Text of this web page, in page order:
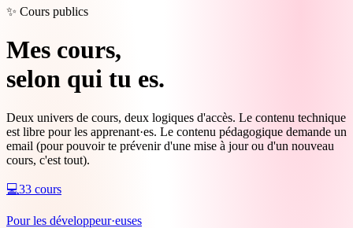
✨ Cours publics
Mes cours,
selon qui tu es.
Deux univers de cours, deux logiques d'accès. Le contenu technique
est libre pour les apprenant·es. Le contenu pédagogique demande un
email (pour pouvoir te prévenir d'une mise à jour ou d'un nouveau
cours, c'est tout).
💻33 cours
Pour les développeur·euses